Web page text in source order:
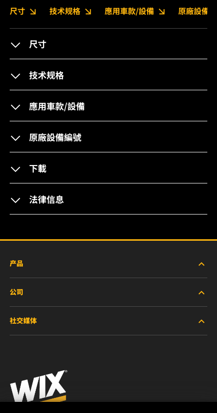
尺寸 技术规格 應用車款/設備 原廠設備
尺寸
技术规格
應用車款/設備
原廠設備編號
下載
法律信息
产品
停产/替代产品
公司
印制
社交媒体